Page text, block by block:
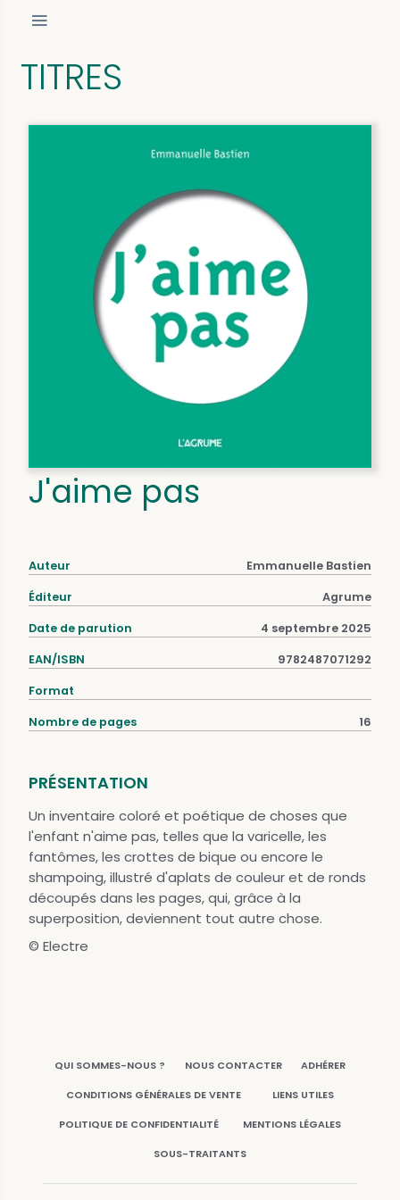
TITRES
J'aime pas
Auteur Emmanuelle Bastien
Éditeur Agrume
Date de parution 4 septembre 2025
EAN/ISBN 9782487071292
Format
Nombre de pages 16
PRÉSENTATION
Un inventaire coloré et poétique de choses que
l'enfant n'aime pas, telles que la varicelle, les
fantômes, les crottes de bique ou encore le
shampoing, illustré d'aplats de couleur et de ronds
découpés dans les pages, qui, grâce à la
superposition, deviennent tout autre chose.
© Electre
QUI SOMMES-NOUS ? NOUS CONTACTER ADHÉRER
CONDITIONS GÉNÉRALES DE VENTE LIENS UTILES
POLITIQUE DE CONFIDENTIALITÉ MENTIONS LÉGALES
SOUS-TRAITANTS